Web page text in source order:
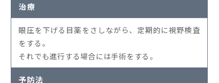
治療
眼圧を下げる目薬をさしながら、定期的に視野検査
をする。
それでも進行する場合には手術をする。
予防法